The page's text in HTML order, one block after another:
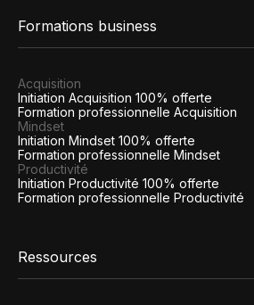
Formations business
Acquisition
Initiation Acquisition 100% offerte
Formation professionnelle Acquisition
Mindset
Initiation Mindset 100% offerte
Formation professionnelle Mindset
Productivité
Initiation Productivité 100% offerte
Formation professionnelle Productivité
Ressources